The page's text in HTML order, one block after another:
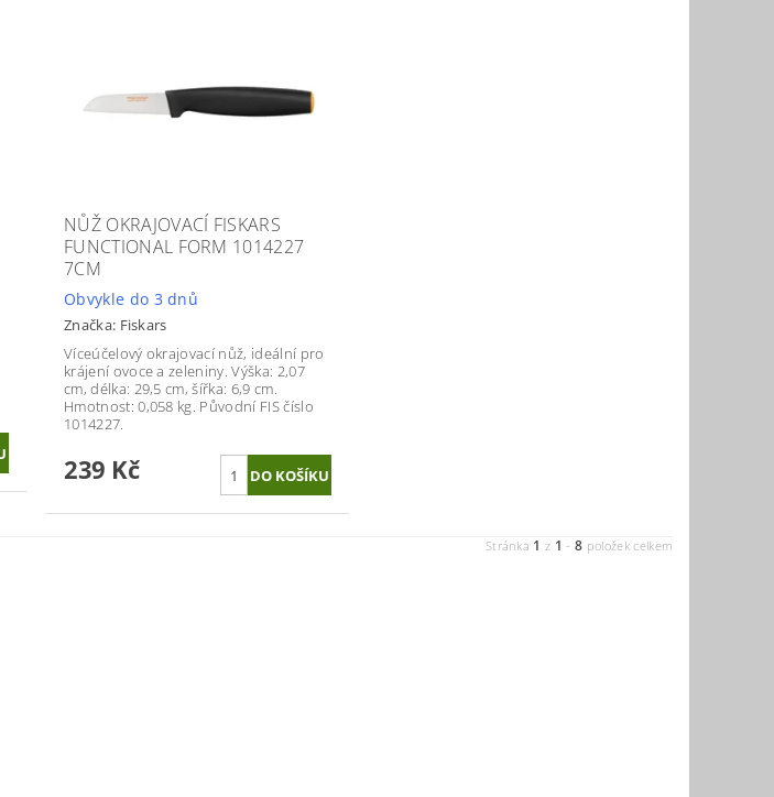
NŮŽ OKRAJOVACÍ FISKARS
FUNCTIONAL FORM 1014227
7CM
Obvykle do 3 dnů
Značka: Fiskars
Víceúčelový okrajovací nůž, ideální pro
krájení ovoce a zeleniny. Výška: 2,07
cm, délka: 29,5 cm, šířka: 6,9 cm.
Hmotnost: 0,058 kg. Původní FIS číslo
1014227.
239 Kč
Stránka 1 z 1 -8 položek celkem